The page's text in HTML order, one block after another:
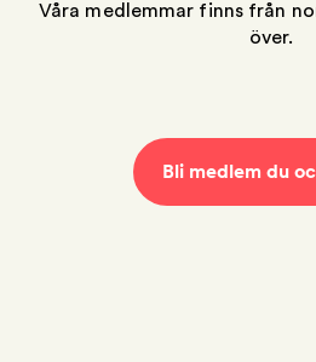
Våra medlemmar finns från
över.
Bli medlem du